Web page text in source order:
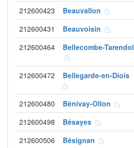
212600423 Beauvallon
212600431 Beauvoisin
212600464 Bellecombe-Tarendol
212600472 Bellegarde-en-Diois
212600480 Bénivay-Ollon
212600498 Bésayes
212600506 Bésignan